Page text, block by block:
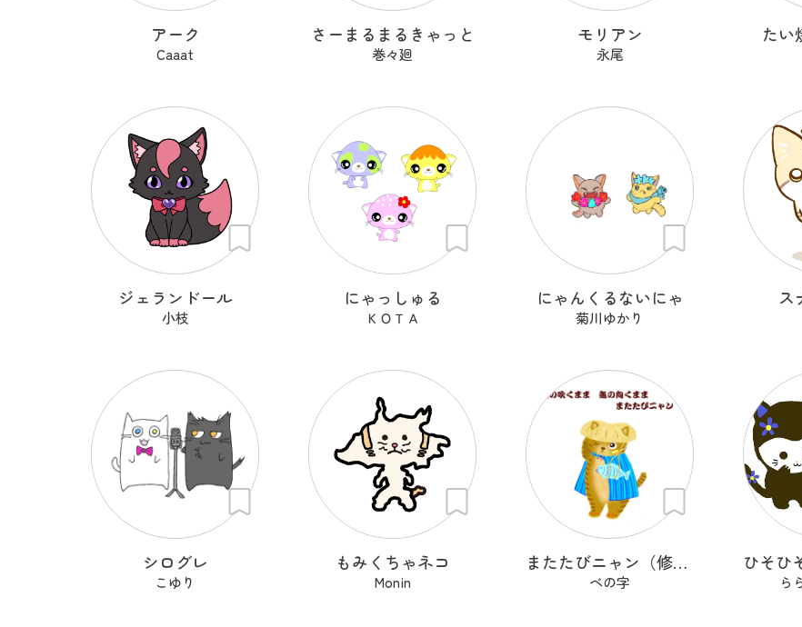
アーク
Caaat
さーまるまるきゃっと
巻々廻
モリアン
永尾
たい
ジェランドール
小枝
にゃっしゅる
ＫＯＴＡ
にゃんくるないにゃ
菊川ゆかり
ス
シログレ
こゆり
もみくちゃネコ
Monin
またたびニャン（修正）
ベの字 ら